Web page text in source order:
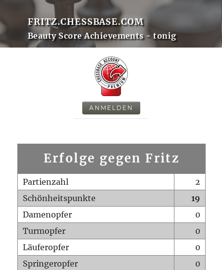
FRITZ.CHESSBASE.COM
Beauty Score Achievements - tonig
ANMELDEN
Erfolge gegen Fritz
Partienzahl
2
Schönheitspunkte
19
Damenopfer
0
Turmopfer
0
Läuferopfer
0
Springeropfer
0